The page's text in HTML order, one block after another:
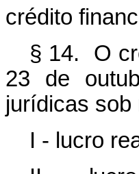
crédito
§ 14. O
23 de
jurídicas sob
I - lucro